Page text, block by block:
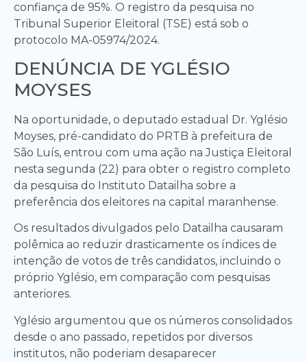
confiança de 95%. O registro da pesquisa no
Tribunal Superior Eleitoral (TSE) está sob o
protocolo MA-05974/2024.
DENÚNCIA DE YGLÉSIO
MOYSES
Na oportunidade, o deputado estadual Dr. Yglésio
Moyses, pré-candidato do PRTB à prefeitura de
São Luís, entrou com uma ação na Justiça Eleitoral
nesta segunda (22) para obter o registro completo
da pesquisa do Instituto Datailha sobre a
preferência dos eleitores na capital maranhense.
Os resultados divulgados pelo Datailha causaram
polêmica ao reduzir drasticamente os índices de
intenção de votos de três candidatos, incluindo o
próprio Yglésio, em comparação com pesquisas
anteriores.
Yglésio argumentou que os números consolidados
desde o ano passado, repetidos por diversos
institutos, não poderiam desaparecer